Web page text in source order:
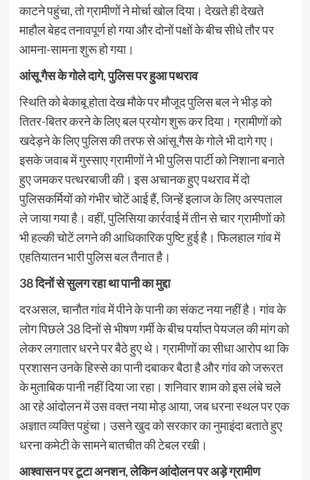
काटने पहुंचा, तो ग्रामीणों ने मोर्चा खोल दिया। देखते ही देखते
माहौल बेहद तनावपूर्ण हो गया और दोनों पक्षों के बीच सीधे तौर पर
आमना-सामना शुरू हो गया।
आंसू गैस के गोले दागे, पुलिस पर हुआ पथराव
स्थिति को बेकाबू होता देख मौके पर मौजूद पुलिस बल ने भीड़ को
तितर-बितर करने के लिए बल प्रयोग शुरू कर दिया। ग्रामीणों को
खदेड़ने के लिए पुलिस की तरफ से आंसू गैस के गोले भी दागे गए।
इसके जवाब में गुस्साए ग्रामीणों ने भी पुलिस पार्टी को निशाना बनाते
हुए जमकर पत्थरबाजी की। इस अचानक हुए पथराव में दो
पुलिसकर्मियों को गंभीर चोटें आई हैं, जिन्हें इलाज के लिए अस्पताल
ले जाया गया है। वहीं, पुलिसिया कार्रवाई में तीन से चार ग्रामीणों को
भी हल्की चोटें लगने की आधिकारिक पुष्टि हुई है। फिलहाल गांव में
एहतियातन भारी पुलिस बल तैनात है।
38 दिनों से सुलग रहा था पानी का मुद्दा
दरअसल, चानौत गांव में पीने के पानी का संकट नया नहीं है। गांव के
लोग पिछले 38 दिनों से भीषण गर्मी के बीच पर्याप्त पेयजल की मांग को
लेकर लगातार धरने पर बैठे हुए थे। ग्रामीणों का सीधा आरोप था कि
प्रशासन उनके हिस्से का पानी दबाकर बैठा है और गांव को जरूरत
के मुताबिक पानी नहीं दिया जा रहा। शनिवार शाम को इस लंबे चले
आ रहे आंदोलन में उस वक्त नया मोड़ आया, जब धरना स्थल पर एक
अज्ञात व्यक्ति पहुंचा। उसने खुद को सरकार का नुमाइंदा बताते हुए
धरना कमेटी के सामने बातचीत की टेबल रखी।
आश्वासन पर टूटा अनशन, लेकिन आंदोलन पर अड़े ग्रामीण